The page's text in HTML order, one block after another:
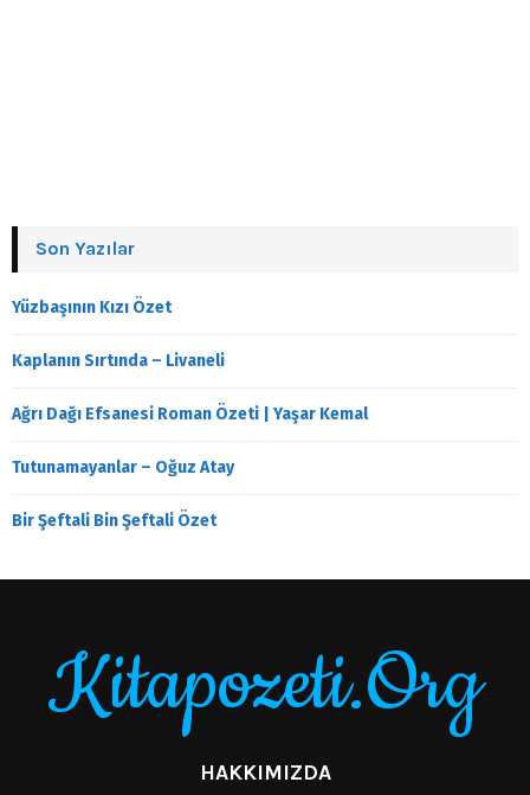
Son Yazılar
Yüzbaşının Kızı Özet
Kaplanın Sırtında – Livaneli
Ağrı Dağı Efsanesi Roman Özeti | Yaşar Kemal
Tutunamayanlar – Oğuz Atay
Bir Şeftali Bin Şeftali Özet
Kitapozeti.Org
HAKKIMIZDA